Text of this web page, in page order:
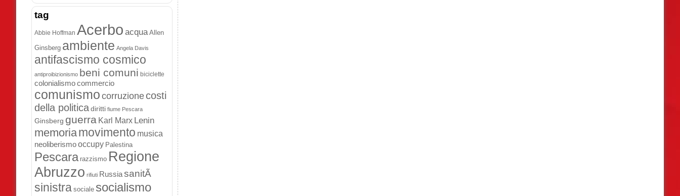
tag
Abbie Hoffman Acerbo acqua Allen
Ginsberg ambiente Angela Davis
antifascismo cosmico
antiproibizionismo beni comuni biciclette
colonialismocommercio
comunismocorruzionecosti
della politicadiritti fiume Pescara
Ginsberg guerra Karl Marx Lenin
memoriamovimento musica
neoliberismooccupy Palestina
Pescara razzismo Regione
Abruzzo rifiuti RussiasanitÃ
sinistra sociale socialismo